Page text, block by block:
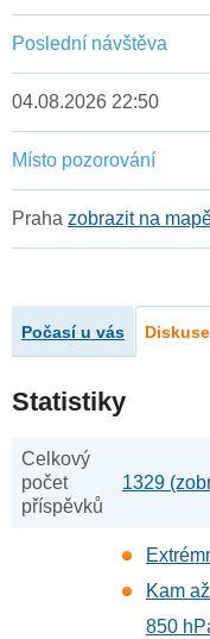
Poslední návštěva
04.08.2026 22:50
Místo pozorování
Praha zobrazit na
Počasí u vás Diskuse
Statistiky
Celkový
počet
příspěvků
1329
Kam
850